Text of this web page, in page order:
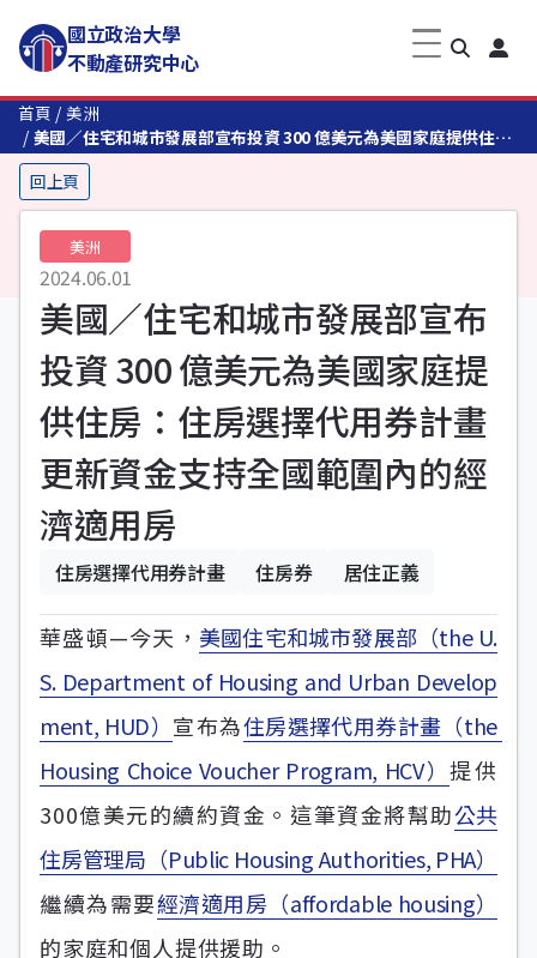
國立政治大學
不動產研究中心
首頁
美洲
美國／住宅和城市發展部宣布投資 300 億美元為美國家庭提供住
房：住房選擇代用券計畫更新資金支持全國範圍內的經濟適用房
回上頁
美洲
2024.06.01
美國／住宅和城市發展部宣布
投資 300 億美元為美國家庭提
供住房：住房選擇代用券計畫
更新資金支持全國範圍內的經
濟適用房
住房選擇代用券計畫 住房券 居住正義
華盛頓—今天， 美國住宅和城市發展部（the U.
S. Department of Housing and Urban Develop
ment, HUD） 宣布為住房選擇代用券計畫（the
Housing Choice Voucher Program, HCV）提供
300億美元的續約資金。這筆資金將幫助公共
住房管理局（Public Housing Authorities, PHA）
繼續為需要經濟適用房（affordable housing）
的家庭和個人提供援助。